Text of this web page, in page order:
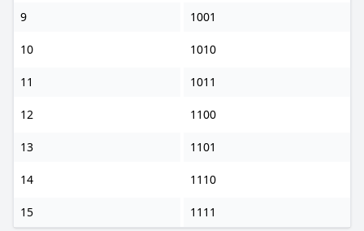
9 1001
10 1010
11 1011
12 1100
13 1101
14 1110
15 1111